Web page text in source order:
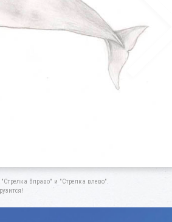
Вправо" и "Стрелка влево".